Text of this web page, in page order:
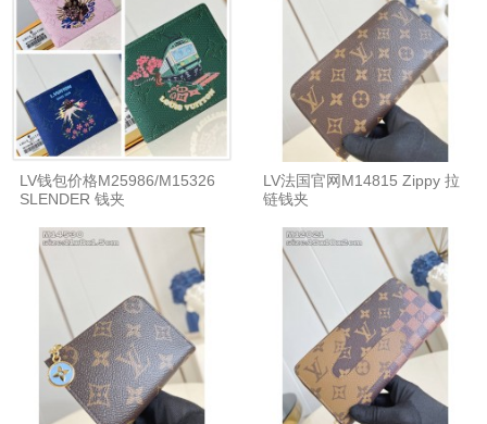
LV钱包价格M25986/M15326
SLENDER 钱夹
LV法国官网M14815 Zippy 拉
链钱夹